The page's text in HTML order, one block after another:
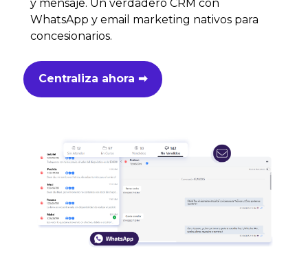
y mensaje. Un verdadero CRM con
WhatsApp y email marketing nativos para
concesionarios.
Centraliza ahora ➡